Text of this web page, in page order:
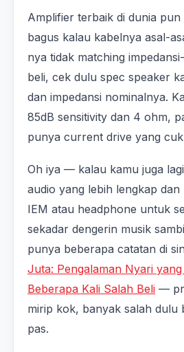
Amplifier terbaik di dunia
bagus kalau kabelnya asal-
nya tidak matching
beli, cek dulu spec speaker
dan impedansi nominalnya.
85dB sensitivity dan 4 ohm,
punya current drive yang
Oh iya — kalau kamu juga
audio yang lebih lengkap
IEM atau headphone untuk
sekadar dengerin musik
punya beberapa catatan di
Juta: Pengalaman Nyari
Beberapa Kali Salah Beli —
mirip kok, banyak salah dulu
pas.